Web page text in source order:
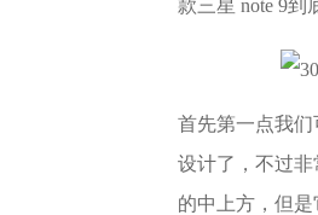
款三星 note 9
首先第一点我
设计了，不过
的中上方，但